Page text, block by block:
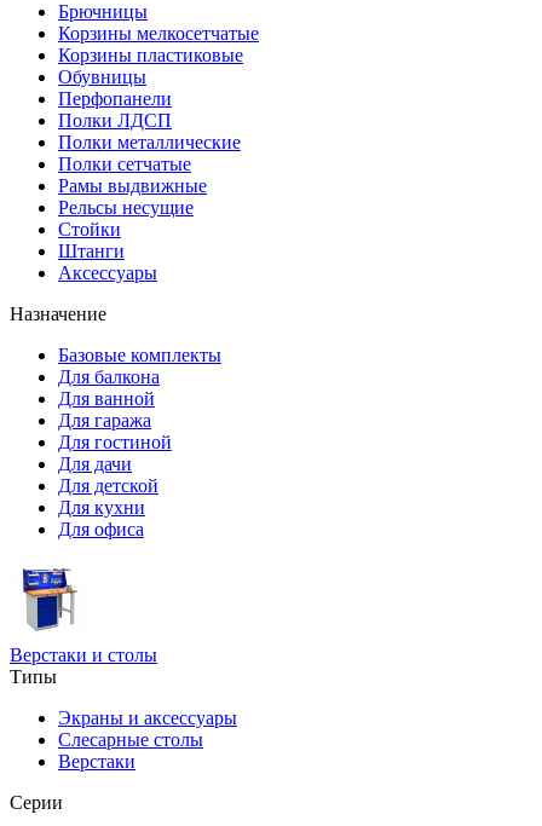
Брючницы
Корзины мелкосетчатые
Корзины пластиковые
Обувницы
Перфопанели
Полки ЛДСП
Полки металлические
Полки сетчатые
Рамы выдвижные
Рельсы несущие
Стойки
Штанги
Аксессуары
Назначение
Базовые комплекты
Для балкона
Для ванной
Для гаража
Для гостиной
Для дачи
Для детской
Для кухни
Для офиса
Верстаки и столы
Типы
Экраны и аксессуары
Слесарные столы
Верстаки
Серии